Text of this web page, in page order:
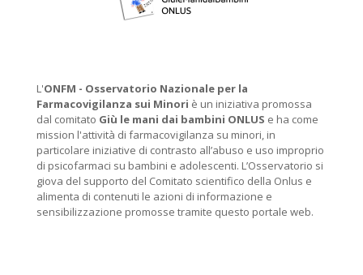
L'ONFM - Osservatorio Nazionale per la
Farmacovigilanza sui Minori è un iniziativa promossa
dal comitato Giù le mani dai bambini ONLUS e ha come
mission l'attività di farmacovigilanza su minori, in
particolare iniziative di contrasto all’abuso e uso improprio
di psicofarmaci su bambini e adolescenti. L’Osservatorio si
giova del supporto del Comitato scientifico della Onlus e
alimenta di contenuti le azioni di informazione e
sensibilizzazione promosse tramite questo portale web.